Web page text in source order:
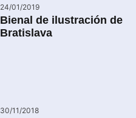
24/01/2019
Bienal de ilustración de
Bratislava
30/11/2018